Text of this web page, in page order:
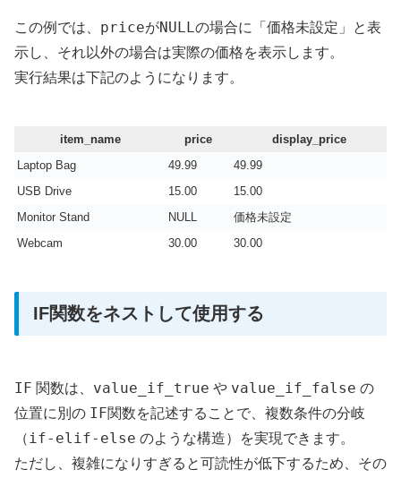
この例では、 priceがNULLの場合に「価格未設定」と表
示し、それ以外の場合は実際の価格を表示します。
実行結果は下記のようになります。
item_name price
display_price
Laptop Bag
49.99
49.99
USB Drive
15.00
15.00
Monitor Stand
NULL
価格未設定
Webcam
30.00 30.00
IF関数をネストして使用する
IF 関数は、 value_if_true や value_if_false の
位置に別の IF関数を記述することで、複数条件の分岐
（if-elif-else のような構造）を実現できます。
ただし、複雑になりすぎると可読性が低下するため、その